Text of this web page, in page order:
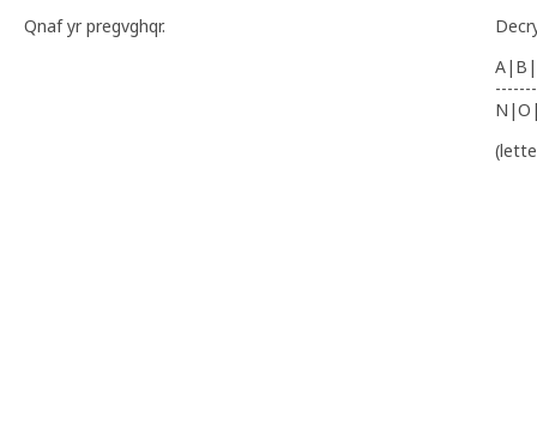
Qnaf yr pregvghqr.